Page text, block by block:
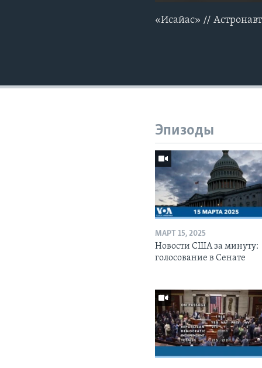
«Исайас» //
Эпизоды
МАРТ 15, 2025
Новости США за минуту:
голосование в Сенате